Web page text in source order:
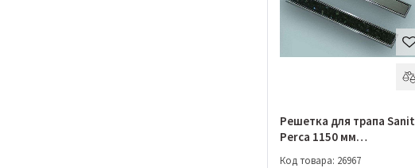
Решетка для трапа Sanit
Perca 1150 мм
Код товара: 26967